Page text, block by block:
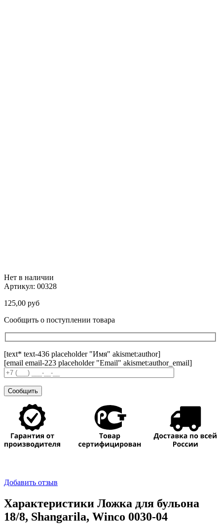
Нет в наличии
Артикул: 00328
125,00 руб
Сообщить о поступлении товара
[text* text-436 placeholder "Имя" akismet:author]
[email email-223 placeholder "Email" akismet:author_email]
Добавить отзыв
Характеристики Ложка для бульона
18/8, Shangarila, Winco 0030-04